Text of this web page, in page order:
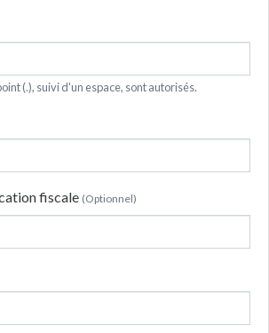
(.), suivi d'un espace, sont autorisés.
fiscale (Optionnel)